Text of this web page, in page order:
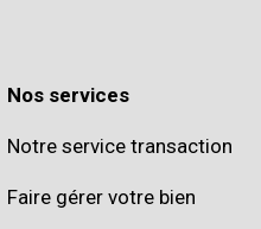
Nos services
Notre service transaction
Faire gérer votre bien